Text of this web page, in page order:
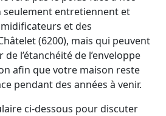
seulement entretiennent et
et des
(6200), mais qui peuvent
de l’étanchéité de l’enveloppe
afin que votre maison reste
pendant des années à venir.
ci-dessous pour discuter